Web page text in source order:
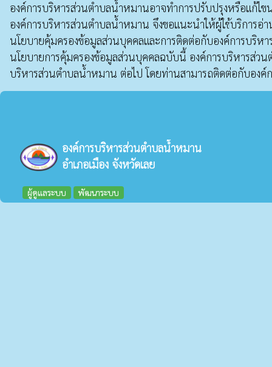
องค์การบริหารส่วนตำบลน้ำหมานอาจทำการปรับปรุงหรือแก้ไ
องค์การบริหารส่วนตำบลน้ำหมาน จึงขอแนะนําให้ผู้ใช้บริการ
นโยบายคุ้มครองข้อมูลส่วนบุคคลและการติดต่อกับองค์การบริ
นโยบายการคุ้มครองข้อมูลส่วนบุคคลฉบับนี้ องค์การบริหารส่ว
บริหารส่วนตำบลน้ำหมาน ต่อไป โดยท่านสามารถติดต่อกับอง
องค์การบริหารส่วนตำบลน้ำหมาน
อำเภอเมือง จังหวัดเลย
ผู้ดูแลระบบ พัฒนาระบบ